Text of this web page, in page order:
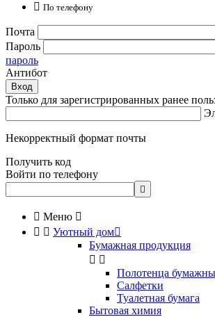
 По телефону
Почта
Пароль
пароль
Антибот
Вход
Только для зарегистрированных ранее
Некорректный формат почты
Получить код
Войти по телефону

 Меню 
  Уютный дом
Бумажная продукция
 
Полотенца
Салфетки
Туалетная бумага
Бытовая химия